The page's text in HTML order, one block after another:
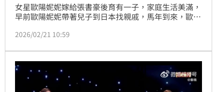
女星歐陽妮妮嫁給張書豪後育有一子，家庭生活美滿，
早前歐陽妮妮帶著兒子到日本找親戚，馬年到來，歐陽
照。
2026/02/21 10:59